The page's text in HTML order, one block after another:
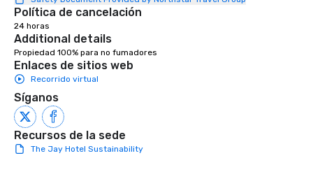
Política de cancelación
24 horas
Additional details
Propiedad 100% para no fumadores
Enlaces de sitios web
Recorrido virtual
Síganos
Recursos de la sede
The Jay Hotel Sustainability